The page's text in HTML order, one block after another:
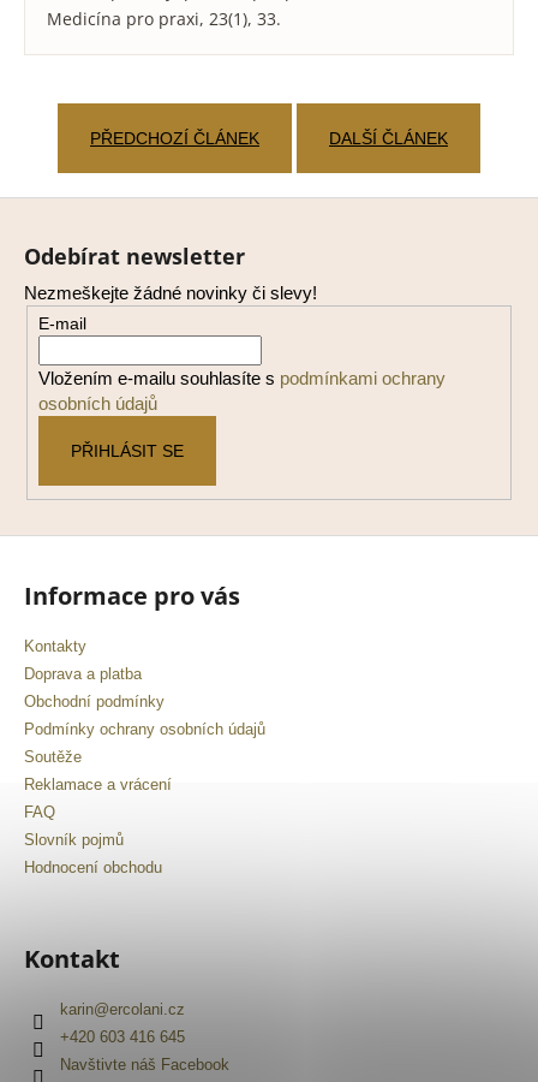
Medicína pro praxi, 23(1), 33.
PŘEDCHOZÍ ČLÁNEK DALŠÍ ČLÁNEK
Odebírat newsletter
Nezmeškejte žádné novinky či slevy!
E-mail
Vložením e-mailu souhlasíte s podmínkami ochrany
osobních údajů
PŘIHLÁSIT SE
Informace pro vás
Kontakty
Doprava a platba
Obchodní podmínky
Podmínky ochrany osobních údajů
Soutěže
Reklamace a vrácení
FAQ
Slovník pojmů
Hodnocení obchodu
Kontakt
karin@ercolani.cz
+420 603 416 645
Navštivte náš Facebook